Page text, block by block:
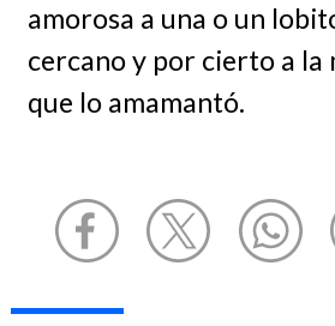
amorosa a una o un
cercano y por cierto a la
que lo amamantó.